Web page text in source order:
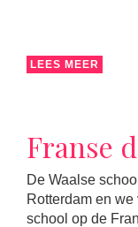
LEES MEER
Franse
De Waalse
Rotterdam en
school op de